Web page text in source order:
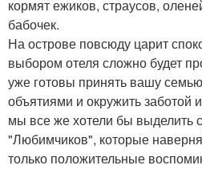
кормят ежиков, страусов,
бабочек.
На острове повсюду царит
выбором отеля сложно будет
уже готовы принять вашу
объятиями и окружить заботой
мы все же хотели бы выделить
"Любимчиков", которые
только положительные